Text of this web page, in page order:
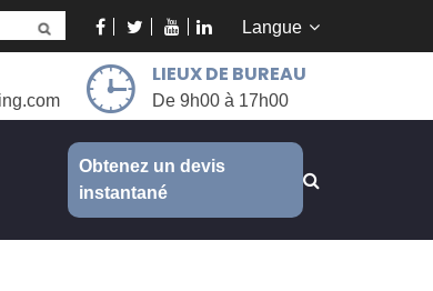
Langue
LIEUX DE BUREAU
De 9h00 à 17h00
Obtenez un devis
instantané